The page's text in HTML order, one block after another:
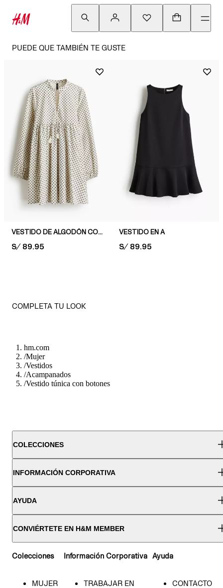
PUEDE QUE TAMBIÉN TE GUSTE
VESTIDO DE ALGODÓN CON TIRAS PARA ANUDAR
PRICE:
S/ 89.95
VESTIDO EN A
PRICE:
S/ 89.95
COMPLETA TU LOOK
hm.com
/Mujer
/Vestidos
/Acampanados
/Vestido túnica con botones
COLECCIONES
INFORMACIÓN CORPORATIVA
AYUDA
CONVIÉRTETE EN H&M MEMBER
Colecciones
MUJER
Información Corporativa
TRABAJAR EN
Ayuda
CONTACTO